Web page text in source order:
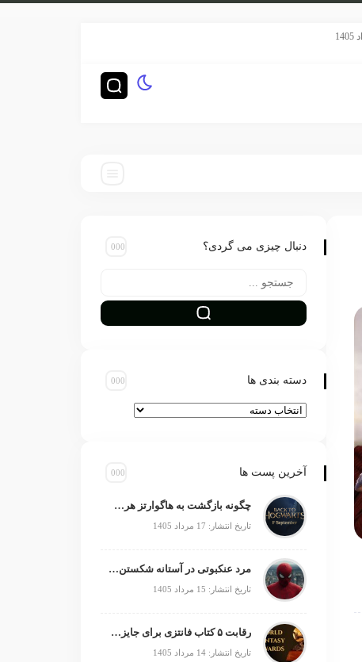
دنبال چیزی می گردی؟
دسته بندی ها
آخرین پست ها
چگونه بازگشت به هاگوارتز هری پاتر را زنده نگه داشت؟
تاریخ انتشار: 17 مرداد 1405
مرد عنکبوتی در آستانه شکستن رکورد جنگ ستارگان
تاریخ انتشار: 15 مرداد 1405
رقابت ۵ کتاب فانتزی برای جایزه جهانی ۲۰۲۶
تاریخ انتشار: 14 مرداد 1405